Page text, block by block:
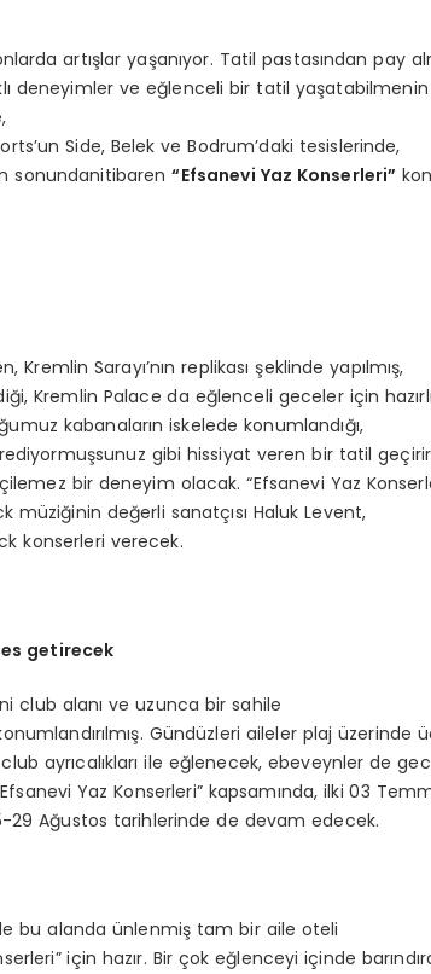
artışlar yaşanıyor. Tatil pastasından pay
deneyimler ve eğlenceli bir tatil yaşatabilmenin
Side, Belek ve Bodrum’daki tesislerinde,
sonundanitibaren“Efsanevi Yaz Konserleri”
Sarayı’nın replikası şeklinde yapılmış,
Kremlin Palace da eğlenceli geceler için
kabanaların iskelede konumlandığı,
gibi hissiyat veren bir tatil
bir deneyim olacak. “Efsanevi Yaz
müziğinin değerli sanatçısı Haluk Levent,
konserleri verecek.
getirecek
club alanı ve uzunca bir sahile
Gündüzleri aileler plaj üzerinde
ayrıcalıkları ile eğlenecek, ebeveynler de
Yaz Konserleri” kapsamında, ilki 03
29 Ağustos tarihlerinde de devam edecek.
bu alanda ünlenmiş tam bir aile oteli
için hazır. Bir çok eğlenceyi içinde